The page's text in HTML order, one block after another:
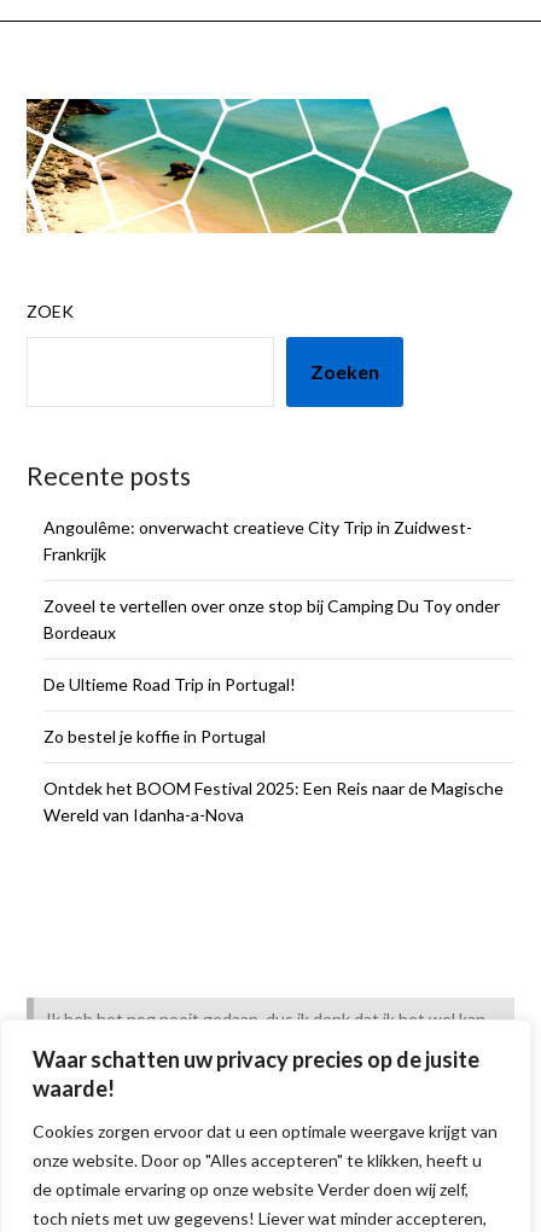
Waar schatten uw privacy precies op de jusite
waarde!
Cookies zorgen ervoor dat u een optimale weergave krijgt van
onze website. Door op "Alles accepteren" te klikken, heeft u
de optimale ervaring op onze website Verder doen wij zelf,
toch niets met uw gegevens! Liever wat minder accepteren,
ZOEK
Zoeken
Recente posts
Angoulême: onverwacht creatieve City Trip in Zuidwest-
Frankrijk
Zoveel te vertellen over onze stop bij Camping Du Toy onder
Bordeaux
De Ultieme Road Trip in Portugal!
Zo bestel je koffie in Portugal
Ontdek het BOOM Festival 2025: Een Reis naar de Magische
Wereld van Idanha-a-Nova
Ik heb het nog nooit gedaan, dus ik denk dat ik het wel kan.